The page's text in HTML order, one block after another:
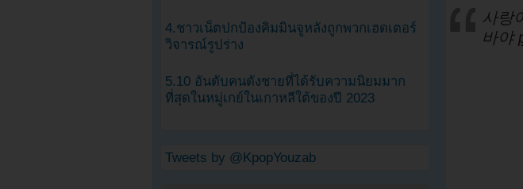
사랑
바야
4.ชาวเน็ตปกป้องคิมมินจูหลังถูกพวกเฮดเตอร์
วิจารณ์รูปร่าง
5.10 อันดับคนดังชายที่ได้รับความนิยมมาก
ที่สุดในหมู่เกย์ในเกาหลีใต้ของปี 2023
Tweets by @KpopYouzab